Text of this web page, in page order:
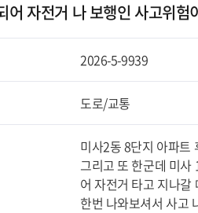
어 자전거 나 보행인 사고위험
2026-5-9939
도로/교통
미사2동 8단지 아파트
그리고 또 한군데 미
어 자전거 타고 지나갈
한번 나와보셔서 사고